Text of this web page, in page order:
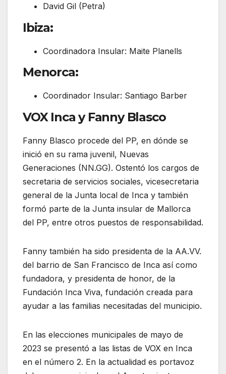
⁠David Gil (Petra)
Ibiza:
Coordinadora Insular: Maite Planells
Menorca:
Coordinador Insular: Santiago Barber
VOX Inca y Fanny Blasco
Fanny Blasco procede del PP, en dónde se
inició en su rama juvenil, Nuevas
Generaciones (NN.GG). Ostentó los cargos de
secretaria de servicios sociales, vicesecretaria
general de la Junta local de Inca y también
formó parte de la Junta insular de Mallorca
del PP, entre otros puestos de responsabilidad.
Fanny también ha sido presidenta de la AA.VV.
del barrio de San Francisco de Inca así como
fundadora, y presidenta de honor, de la
Fundación Inca Viva, fundación creada para
ayudar a las familias necesitadas del municipio.
En las elecciones municipales de mayo de
2023 se presentó a las listas de VOX en Inca
en el número 2. En la actualidad es portavoz